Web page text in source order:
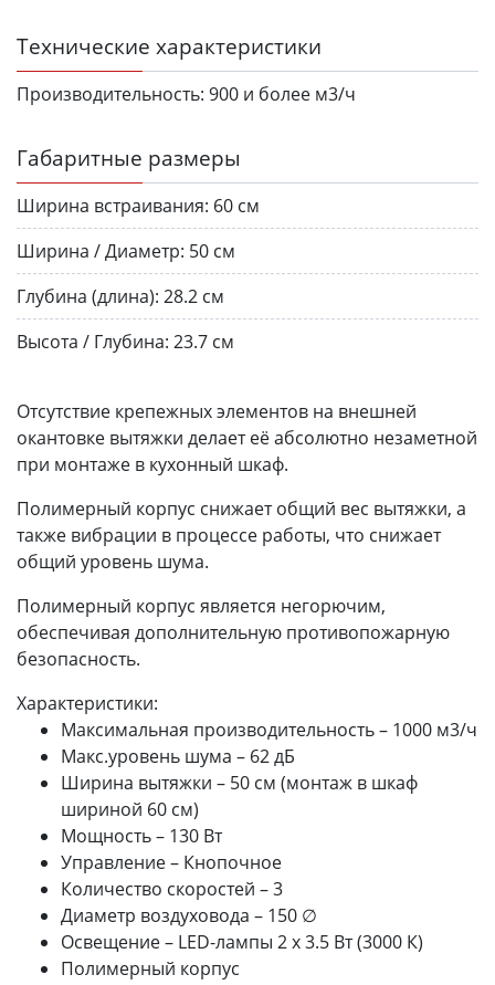
Технические характеристики
Производительность: 900 и более м3/ч
Габаритные размеры
Ширина встраивания: 60 см
Ширина / Диаметр: 50 см
Глубина (длина): 28.2 см
Высота / Глубина: 23.7 см
Отсутствие крепежных элементов на внешней
окантовке вытяжки делает её абсолютно незаметной
при монтаже в кухонный шкаф.
Полимерный корпус снижает общий вес вытяжки, а
также вибрации в процессе работы, что снижает
общий уровень шума.
Полимерный корпус является негорючим,
обеспечивая дополнительную противопожарную
безопасность.
Характеристики:
Максимальная производительность – 1000 м3/ч
Макс.уровень шума – 62 дБ
Ширина вытяжки – 50 см (монтаж в шкаф
шириной 60 см)
Мощность – 130 Вт
Управление – Кнопочное
Количество скоростей – 3
Диаметр воздуховода – 150 ∅
Освещение – LED-лампы 2 х 3.5 Вт (3000 К)
Полимерный корпус